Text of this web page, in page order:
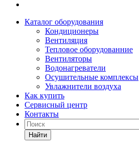
Каталог оборудования
Кондиционеры
Вентиляция
Тепловое оборудованние
Вентиляторы
Водонагреватели
Осушительные комплексы
Увлажнители воздуха
Как купить
Сервисный центр
Контакты
Найти